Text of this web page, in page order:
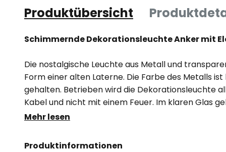
Produktübersicht
Schimmernde Dekorationsleuchte Anker mit
Die nostalgische Leuchte aus Metall und
Form einer alten Laterne. Die Farbe des Metalls
gehalten. Betrieben wird die Dekorationsleuchte
Kabel und nicht mit einem Feuer. Im klaren Glas
nicht verloren.
Mehr lesen
Produktinformationen